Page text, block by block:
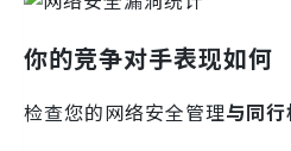
你的竞争对手表现如何
检查您的网络安全管理与同行